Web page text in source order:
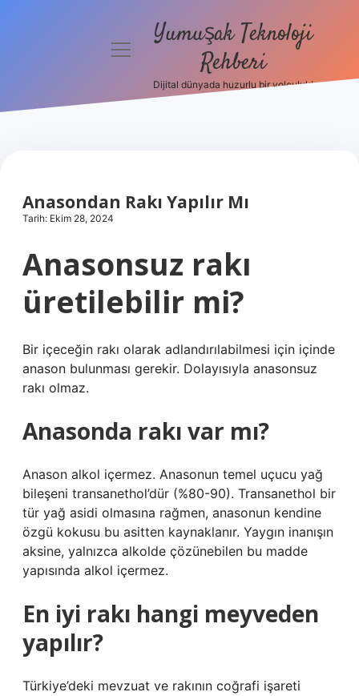
menüyüYumuşak Teknoloji
Rehberi
Dijital dünyada huzurlu bir yolculuk!
Anasondan Rakı Yapılır Mı
Tarih: Ekim 28, 2024
Anasonsuz rakı
üretilebilir mi?
Bir içeceğin rakı olarak adlandırılabilmesi için içinde
anason bulunması gerekir. Dolayısıyla anasonsuz
rakı olmaz.
Anasonda rakı var mı?
Anason alkol içermez. Anasonun temel uçucu yağ
bileşeni transanethol’dür (%80-90). Transanethol bir
tür yağ asidi olmasına rağmen, anasonun kendine
özgü kokusu bu asitten kaynaklanır. Yaygın inanışın
aksine, yalnızca alkolde çözünebilen bu madde
yapısında alkol içermez.
En iyi rakı hangi meyveden
yapılır?
Türkiye’deki mevzuat ve rakının coğrafi işareti